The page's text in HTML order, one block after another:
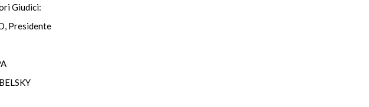
Giudici:
Presidente